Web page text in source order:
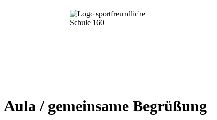
Aula / gemeinsame Begrüßung